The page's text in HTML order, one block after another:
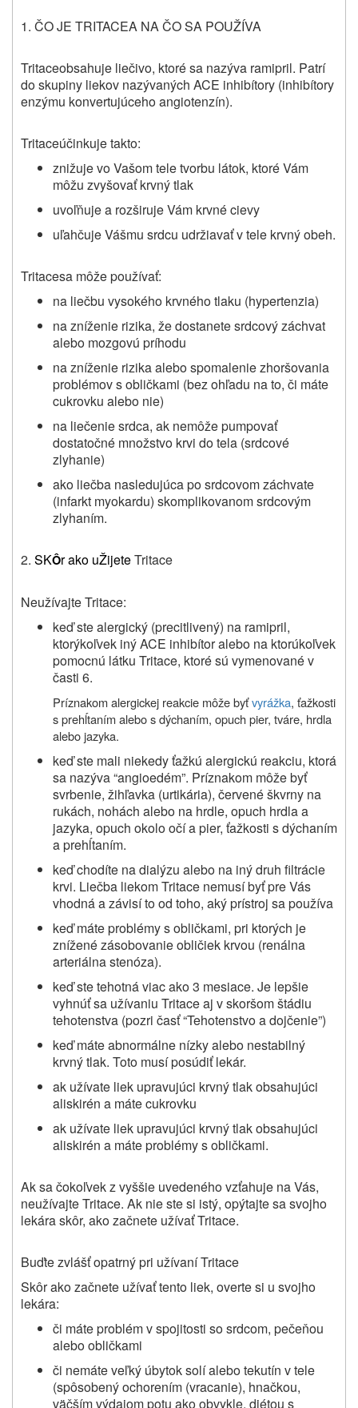
1. ČO JE TRITACEA NA ČO SA POUŽÍVA
Tritaceobsahuje liečivo, ktoré sa nazýva ramipril. Patrí
do skupiny liekov nazývaných ACE inhibítory (inhibítory
enzýmu konvertujúceho angiotenzín).
Tritaceúčinkuje takto:
znižuje vo Vašom tele tvorbu látok, ktoré Vám
môžu zvyšovať krvný tlak
uvoľňuje a rozširuje Vám krvné cievy
uľahčuje Vášmu srdcu udržiavať v tele krvný obeh.
Tritacesa môže používať:
na liečbu vysokého krvného tlaku (hypertenzia)
na zníženie rizika, že dostanete srdcový záchvat
alebo mozgovú príhodu
na zníženie rizika alebo spomalenie zhoršovania
problémov s obličkami (bez ohľadu na to, či máte
cukrovku alebo nie)
na liečenie srdca, ak nemôže pumpovať
dostatočné množstvo krvi do tela (srdcové
zlyhanie)
ako liečba nasledujúca po srdcovom záchvate
(infarkt myokardu) skomplikovanom srdcovým
zlyhaním.
2. SKÔr ako uŽijeteTritace
NeužívajteTritace:
keď ste alergický (precitlivený) na ramipril,
ktorýkoľvek iný ACE inhibítor alebo na ktorúkoľvek
pomocnú látku Tritace, ktoré sú vymenované v
časti 6.
Príznakom alergickej reakcie môže byťvyrážka, ťažkosti
s prehĺtaním alebo s dýchaním, opuch pier, tváre, hrdla
alebo jazyka.
keď ste mali niekedy ťažkú alergickú reakciu, ktorá
sa nazýva “angioedém”. Príznakom môže byť
svrbenie, žihľavka (urtikária), červené škvrny na
rukách, nohách alebo na hrdle, opuch hrdla a
jazyka, opuch okolo očí a pier, ťažkosti s dýchaním
a prehĺtaním.
keď chodíte na dialýzu alebo na iný druh filtrácie
krvi. Liečba liekomTritace nemusí byť pre Vás
vhodná a závisí to od toho, aký prístroj sa používa
keď máte problémy s obličkami, pri ktorých je
znížené zásobovanie obličiek krvou (renálna
arteriálna stenóza).
keď ste tehotná viac ako 3 mesiace. Je lepšie
vyhnúť sa užívaniu Tritace aj v skoršom štádiu
tehotenstva (pozri časť “Tehotenstvo a dojčenie”)
keď máte abnormálne nízky alebo nestabilný
krvný tlak. Toto musí posúdiť lekár.
ak užívate liek upravujúci krvný tlak obsahujúci
aliskirén a máte cukrovku
ak užívate liek upravujúci krvný tlak obsahujúci
aliskirén a máte problémy s obličkami.
Ak sa čokoľvek z vyššie uvedeného vzťahuje na Vás,
neužívajteTritace. Ak nie ste si istý, opýtajte sa svojho
lekára skôr, ako začnete užívaťTritace.
Buďte zvlášť opatrný pri užívaníTritace
Skôr ako začnete užívať tento liek, overte si u svojho
lekára:
či máte problém v spojitosti so srdcom, pečeňou
alebo obličkami
či nemáte veľký úbytok solí alebo tekutín v tele
(spôsobený ochorením (vracanie), hnačkou,
väčším výdajom potu ako obvykle, diétou s